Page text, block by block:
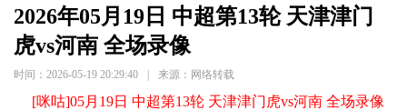
2026年05月19日 中超第13轮 天津津门
虎vs河南 全场录像
时间：2026-05-19 20:29:40 来源：网络转载
[咪咕]05月19日 中超第13轮 天津津门虎vs河南 全场录像